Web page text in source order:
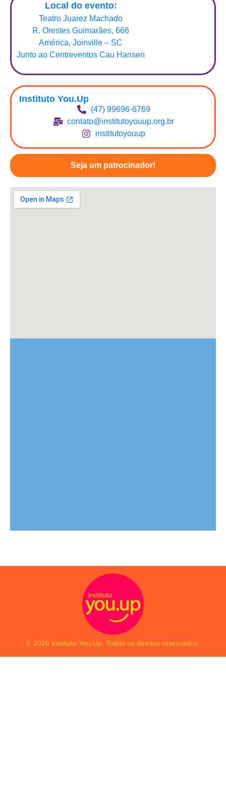
Local do evento:
Teatro Juarez Machado
R. Orestes Guimarães, 666
América, Joinville – SC
Junto ao Centreventos Cau Hansen
Instituto You.Up
(47) 99696-6769
contato@institutoyouup.org.br
institutoyouup
Seja um patrocinador!
© 2026 Instituto You.Up. Todos os direitos reservados.